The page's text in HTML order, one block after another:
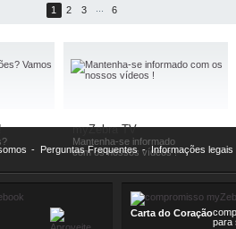
1 2 3 6
myZebra TV
Mantenha-se informado
com os nossos vídeos !
- Perguntas Frequentes - Informações legais
Carta do Coração
para